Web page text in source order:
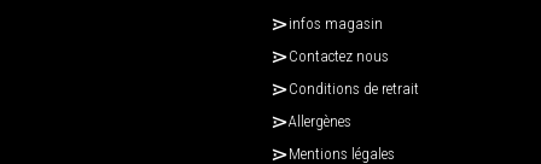
infos magasin
Contactez nous
Conditions de retrait
Allergènes
Mentions légales